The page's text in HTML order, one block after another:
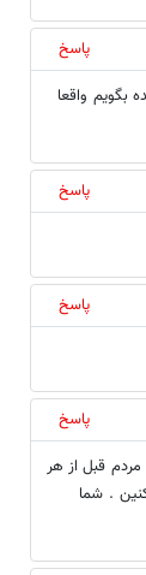
پاسخ
واقعا
پاسخ
پاسخ
پاسخ
قبل از هر
. شما